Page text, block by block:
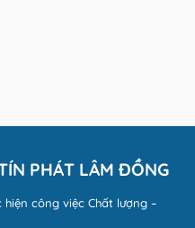
PHÁT LÂM ĐỒNG
công việc Chất lượng –